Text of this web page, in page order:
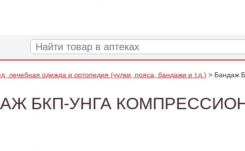
лечебная одежда и ортопедия (чулки, пояса, бандажи и т.д.) > Бандаж
БКП-УНГА